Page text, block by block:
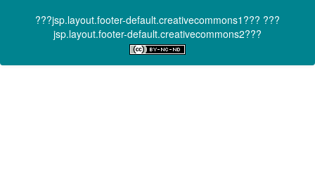
???jsp.layout.footer-default.creativecommons1??? ???
jsp.layout.footer-default.creativecommons2???